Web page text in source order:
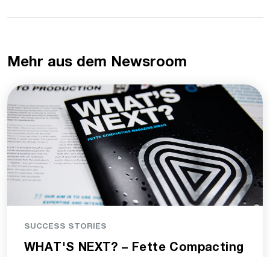
Mehr aus dem Newsroom
SUCCESS STORIES
WHAT'S NEXT? – Fette Compacting